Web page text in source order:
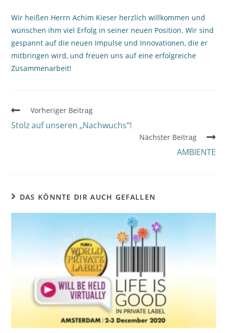
Wir heißen Herrn Achim Kieser herzlich willkommen und
wünschen ihm viel Erfolg in seiner neuen Position. Wir sind
gespannt auf die neuen Impulse und Innovationen, die er
mitbringen wird, und freuen uns auf eine erfolgreiche
Zusammenarbeit!
Vorheriger Beitrag
Stolz auf unseren „Nachwuchs“!
Nächster Beitrag
AMBIENTE
DAS KÖNNTE DIR AUCH GEFALLEN